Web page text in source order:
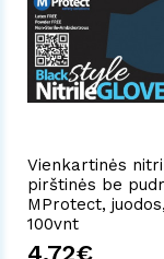
Vienkartinės
pirštinės be
MProtect,
100vnt
4.72€